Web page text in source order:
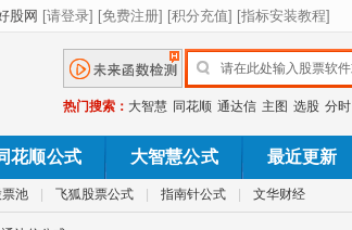
热门搜索： 大智慧 同花顺 通达信 主图 选股 分时
花顺公式 大智慧公式 最近更新
池 飞狐股票公式 指南针公式 文华财经